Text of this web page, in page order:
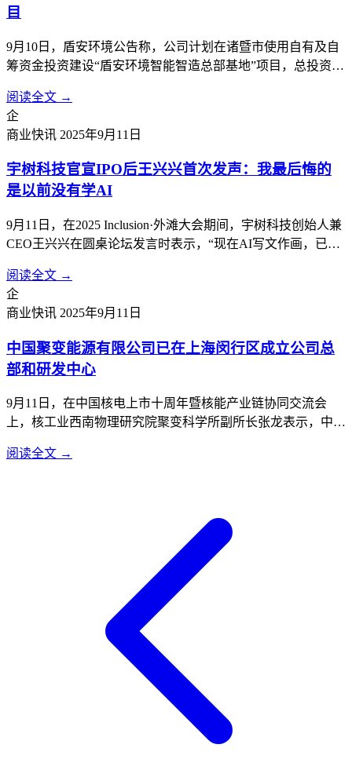
目
9月10日，盾安环境公告称，公司计划在诸暨市使用自有及自
筹资金投资建设“盾安环境智能智造总部基地”项目，总投资额
期为盾安环境智能制造总部基地项目，第二期为盾安环境新能
源汽车热管理总部基地项目。计划建设盾安环境制冷核心零部
件及新能源汽车热管理核心...
阅读全文 →
企
商业快讯 2025年9月11日
宇树科技官宣IPO后王兴兴首次发声：我最后悔的
是以前没有学AI
9月11日，在2025 Inclusion·外滩大会期间，宇树科技创始人兼
CEO王兴兴在圆桌论坛发言时表示，“现在AI写文作画，已经
漠。”这是宇树科技宣布IPO计划后，他首次公开现身，畅谈
大模型时代机器人产业发展的机遇与挑战。王兴兴及他所创
立...
阅读全文 →
企
商业快讯 2025年9月11日
中国聚变能源有限公司已在上海闵行区成立公司总
部和研发中心
9月11日，在中国核电上市十周年暨核能产业链协同交流会
上，核工业西南物理研究院聚变科学所副所长张龙表示，中国
正加速推进聚变事业工程化、商业化应用。
阅读全文 →